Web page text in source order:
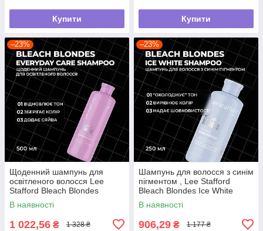
Купити Купити
–23%
Щоденний шампунь для
освітленого волосся Lee
Stafford Bleach Blondes
Everyday Care Shampoo, 500
мл
В наявності
1 022,56 ₴ 1 328 ₴
–23%
Шампунь для волосся з синім
пігментом , Lee Stafford
Bleach Blondes Ice White
Toning Shampoo ,250мл
В наявності
906,29 ₴ 1 177 ₴